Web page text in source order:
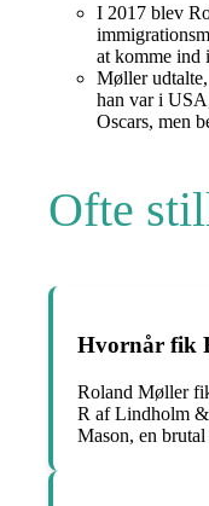
I 2017 blev
at komme ind
Møller
han var i
Oscars, men
Ofte
Hvornår fik
Roland Møller
R af Lindholm &
Mason, en